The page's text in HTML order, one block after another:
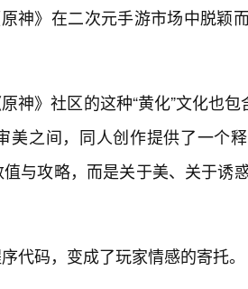
神》在二次元手游市场中脱颖
神》社区的这种“黄化”文化也包
美之间，同人创作提供了一个
与攻略，而是关于美、关于诱
代码，变成了玩家情感的寄托。